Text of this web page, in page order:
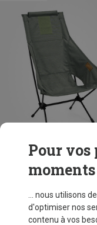
Vous économisez 18%
Pour vos
... nous utilisons
d'optimiser nos
contenu à vos